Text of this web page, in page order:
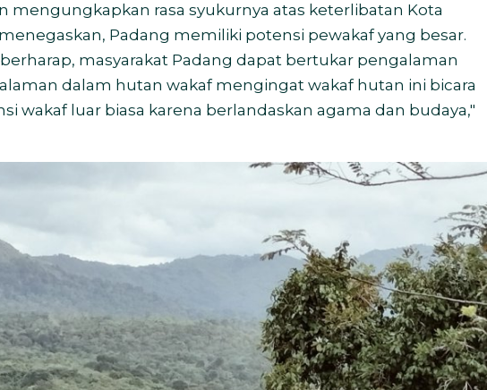
mengungkapkan rasa syukurnya atas keterlibatan Kota
Padang memiliki potensi pewakaf yang besar.
masyarakat Padang dapat bertukar pengalaman
dalam hutan wakaf mengingat wakaf hutan ini bicara
wakaf luar biasa karena berlandaskan agama dan budaya,"